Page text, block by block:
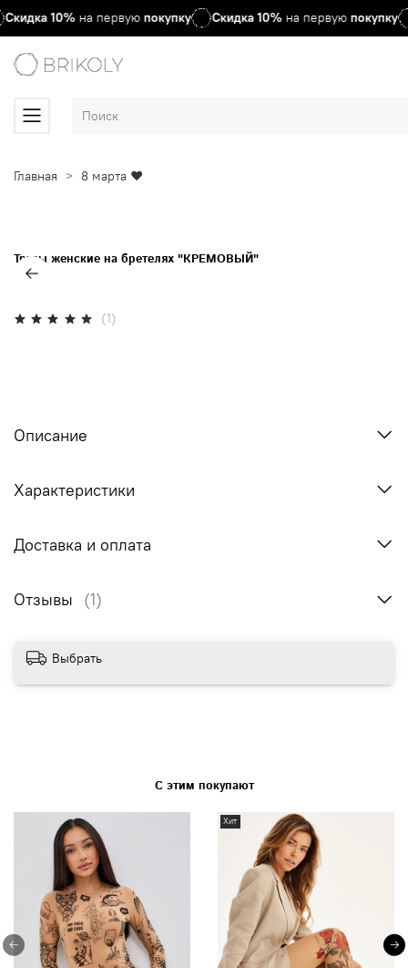
Скидка10%на первую покупку Скидка10%на первую покупку
Главная 8 марта ♥
(1)
Трусы женские на бретелях "КРЕМОВЫЙ"
Описание
Характеристики
Доставка и оплата
Отзывы (1)
Выбрать
С этим покупают
Хит